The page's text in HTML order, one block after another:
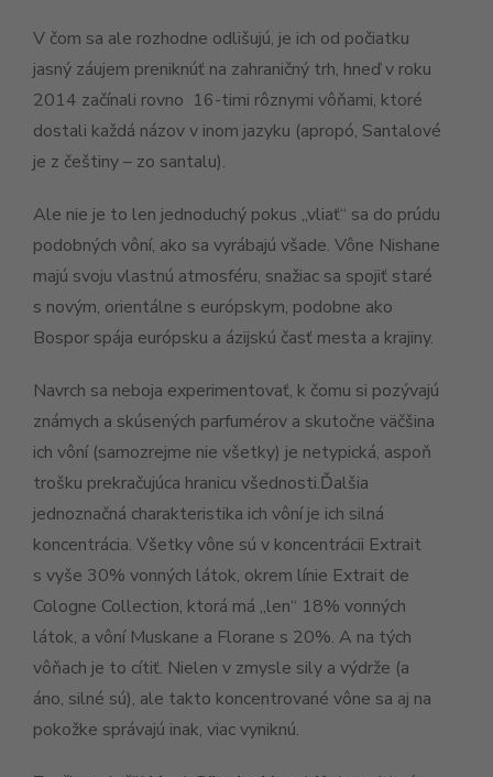
V čom sa ale rozhodne odlišujú, je ich od počiatku
jasný záujem preniknúť na zahraničný trh, hneď v roku
2014 začínali rovno 16-timi rôznymi vôňami, ktoré
dostali každá názov v inom jazyku (apropó, Santalové
je z češtiny – zo santalu).
Ale nie je to len jednoduchý pokus „vliať“ sa do prúdu
podobných vôní, ako sa vyrábajú všade. Vône Nishane
majú svoju vlastnú atmosféru, snažiac sa spojiť staré
s novým, orientálne s európskym, podobne ako
Bospor spája európsku a ázijskú časť mesta a krajiny.
Navrch sa neboja experimentovať, k čomu si pozývajú
známych a skúsených parfumérov a skutočne väčšina
ich vôní (samozrejme nie všetky) je netypická, aspoň
trošku prekračujúca hranicu všednosti.Ďalšia
jednoznačná charakteristika ich vôní je ich silná
koncentrácia. Všetky vône sú v koncentrácii Extrait
s vyše 30% vonných látok, okrem línie Extrait de
Cologne Collection, ktorá má „len“ 18% vonných
látok, a vôní Muskane a Florane s 20%. A na tých
vôňach je to cítiť. Nielen v zmysle sily a výdrže (a
áno, silné sú), ale takto koncentrované vône sa aj na
pokožke správajú inak, viac vyniknú.